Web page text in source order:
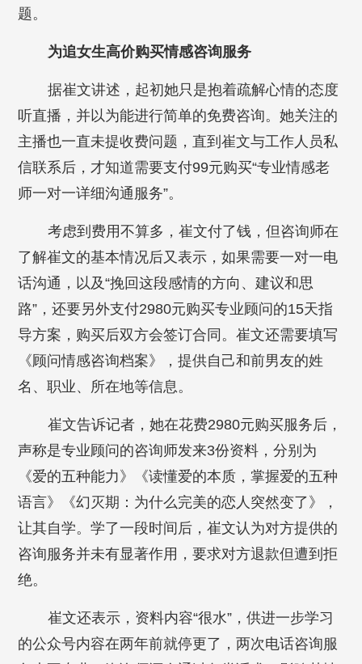
题。
为追女生高价购买情感咨询服务
据崔文讲述，起初她只是抱着疏解心情的态度
听直播，并以为能进行简单的免费咨询。她关注的
主播也一直未提收费问题，直到崔文与工作人员私
信联系后，才知道需要支付99元购买“专业情感老
师一对一详细沟通服务”。
考虑到费用不算多，崔文付了钱，但咨询师在
了解崔文的基本情况后又表示，如果需要一对一电
话沟通，以及“挽回这段感情的方向、建议和思
路”，还要另外支付2980元购买专业顾问的15天指
导方案，购买后双方会签订合同。崔文还需要填写
《顾问情感咨询档案》，提供自己和前男友的姓
名、职业、所在地等信息。
崔文告诉记者，她在花费2980元购买服务后，
声称是专业顾问的咨询师发来3份资料，分别为
《爱的五种能力》《读懂爱的本质，掌握爱的五种
语言》《幻灭期：为什么完美的恋人突然变了》，
让其自学。学了一段时间后，崔文认为对方提供的
咨询服务并未有显著作用，要求对方退款但遭到拒
绝。
崔文还表示，资料内容“很水”，供进一步学习
的公众号内容在两年前就停更了，两次电话咨询服